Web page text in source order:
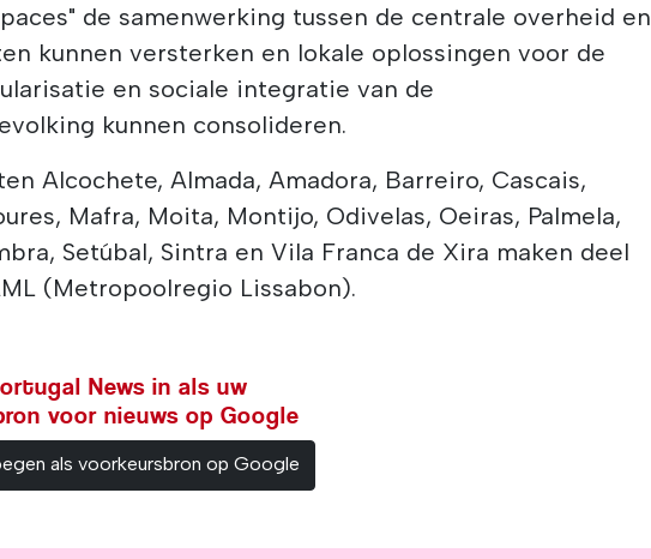
de samenwerking tussen de centrale overheid en
kunnen versterken en lokale oplossingen voor de
en sociale integratie van de
kunnen consolideren.
Alcochete, Almada, Amadora, Barreiro, Cascais,
Mafra, Moita, Montijo, Odivelas, Oeiras, Palmela,
Setúbal, Sintra en Vila Franca de Xira maken deel
(Metropoolregio Lissabon).
News in als uw
voor nieuws op Google
als voorkeursbron op Google